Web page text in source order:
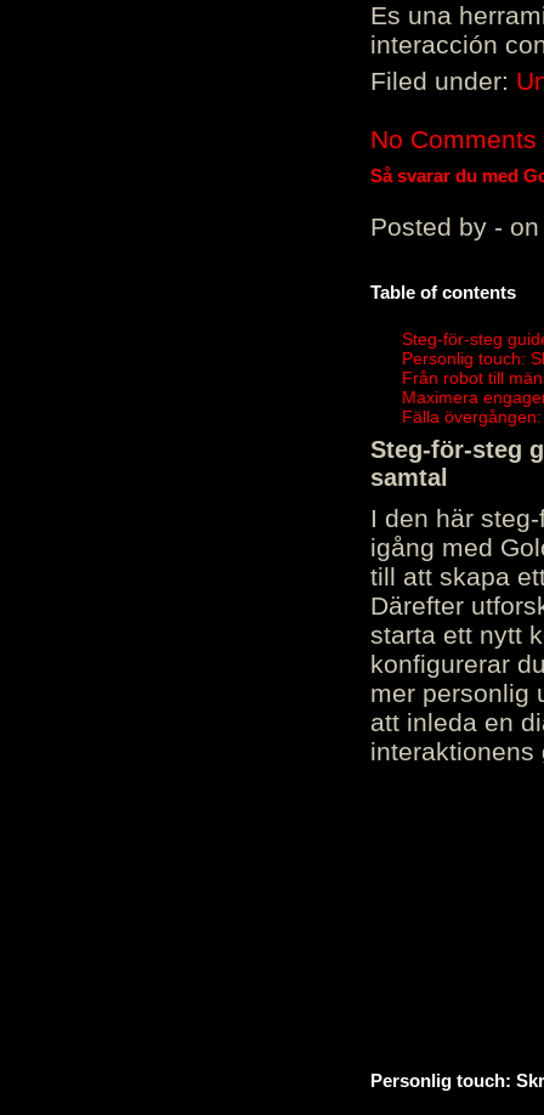
Es una
interacción
Filed under:
No Comments
Så svarar du med
Posted by - on
Table of contents
Steg-för-steg
Personlig touch:
Från robot till
Maximera
Fälla
Steg-för-steg
samtal
I den här
igång med
till att skapa
Därefter
starta ett nytt
konfigurerar
mer personlig
att inleda en
interaktionens
Personlig touch: